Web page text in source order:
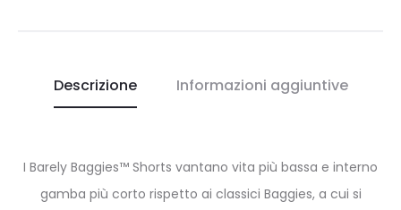
Descrizione Informazioni aggiuntive
I Barely Baggies™ Shorts vantano vita più bassa e interno
gamba più corto rispetto ai classici Baggies, a cui si